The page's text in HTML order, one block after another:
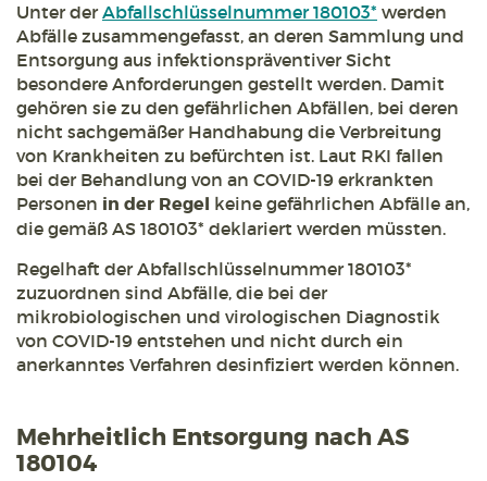
Unter derAbfallschlüsselnummer 180103* werden
Abfälle zusammengefasst, an deren Sammlung und
Entsorgung aus infektionspräventiver Sicht
besondere Anforderungen gestellt werden. Damit
gehören sie zu den gefährlichen Abfällen, bei deren
nicht sachgemäßer Handhabung die Verbreitung
von Krankheiten zu befürchten ist. Laut RKI fallen
bei der Behandlung von an COVID-19 erkrankten
Personen in der Regel keine gefährlichen Abfälle an,
die gemäß AS 180103* deklariert werden müssten.
Regelhaft der Abfallschlüsselnummer 180103*
zuzuordnen sind Abfälle, die bei der
mikrobiologischen und virologischen Diagnostik
von COVID-19 entstehen und nicht durch ein
anerkanntes Verfahren desinfiziert werden können.
Mehrheitlich Entsorgung nach AS
180104